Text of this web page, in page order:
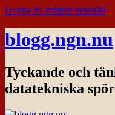
Hoppa till primärt innehåll
blogg.ngn.nu
Tyckande och
datatekniska